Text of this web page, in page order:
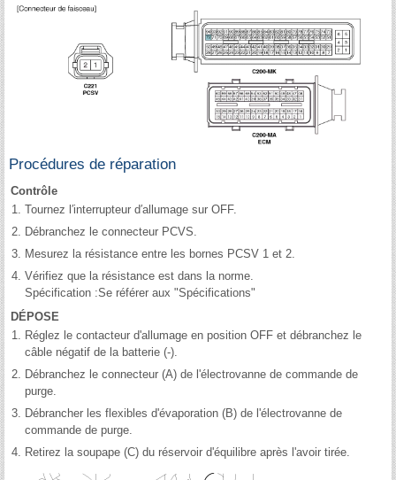
Procédures de réparation
Contrôle
1.
Tournez l′interrupteur d′allumage sur OFF.
2. Débranchez le connecteur PCVS.
3. Mesurez la résistance entre les bornes PCSV 1 et 2.
4. Vérifiez que la résistance est dans la norme.
Spécification :Se référer aux "Spécifications"
DÉPOSE
1.
Réglez le contacteur d'allumage en position OFF et débranchez le
câble négatif de la batterie (-).
2. Débranchez le connecteur (A) de l'électrovanne de commande de
purge.
3. Débrancher les flexibles d'évaporation (B) de l'électrovanne de
commande de purge.
4. Retirez la soupape (C) du réservoir d'équilibre après l'avoir tirée.